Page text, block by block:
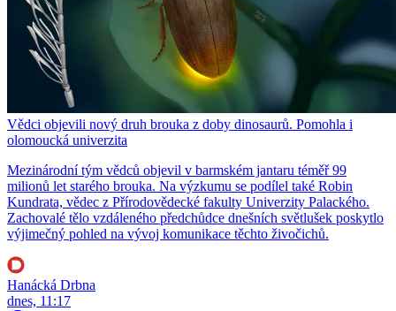
Vědci objevili nový druh brouka z doby dinosaurů. Pomohla i
olomoucká univerzita
Mezinárodní tým vědců objevil v barmském jantaru téměř 99
milionů let starého brouka. Na výzkumu se podílel také Robin
Kundrata, vědec z Přírodovědecké fakulty Univerzity Palackého.
Zachovalé tělo vzdáleného předchůdce dnešních světlušek poskytlo
výjimečný pohled na vývoj komunikace těchto živočichů.
Hanácká Drbna
dnes, 11:17